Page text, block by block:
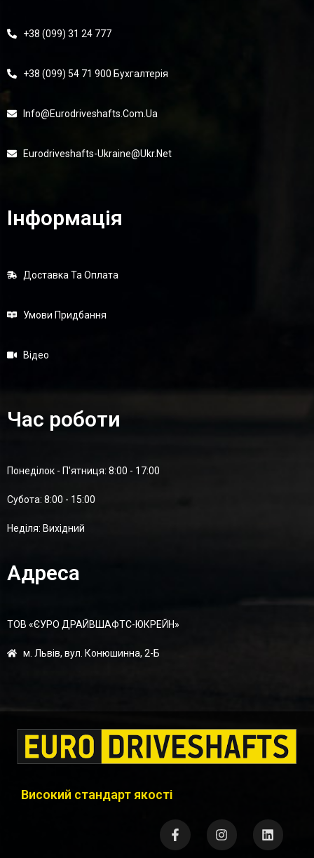
+38 (099) 31 24 777
+38 (099) 54 71 900 Бухгалтерія
Info@eurodriveshafts.com.ua
Eurodriveshafts-Ukraine@ukr.net
Інформація
Доставка Та Оплата
Умови Придбання
Відео
Час роботи
Понеділок - П'ятниця: 8:00 - 17:00
Суботa: 8:00 - 15:00
Неділя: Вихідний
Адреса
ТОВ «ЄУРО ДРАЙВШАФТC-ЮКРЕЙН»
м. Львів, вул. Конюшинна, 2-Б
Високий стандарт якості